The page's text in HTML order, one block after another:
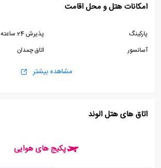
امکانات هتل و محل اقامت
پارکینگ
پذیرش 24 ساعته
آسانسور
اتاق چمدان
مشاهده بیشتر
اتاق های هتل الوند
پکیج های هوایی